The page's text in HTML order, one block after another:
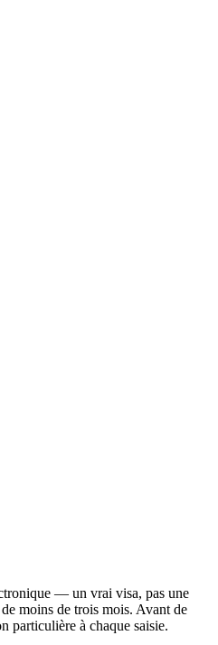
— un vrai visa, pas une
moins de trois mois. Avant de
particulière à chaque saisie.